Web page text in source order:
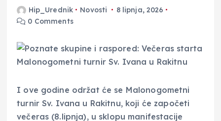
Hip_Urednik Novosti
8 lipnja, 2026
0 Comments
I ove godine održat će se Malonogometni
turnir Sv. Ivana u Rakitnu, koji će započeti
večeras (8.lipnja), u sklopu manifestacije